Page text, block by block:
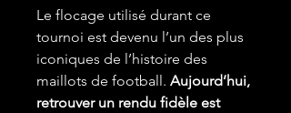
Le flocage utilisé durant ce
tournoi est devenu l’un des plus
iconiques de l’histoire des
maillots de football. Aujourd’hui,
retrouver un rendu fidèle est